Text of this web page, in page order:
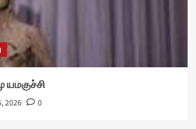
யமகுச்சி
2026 0